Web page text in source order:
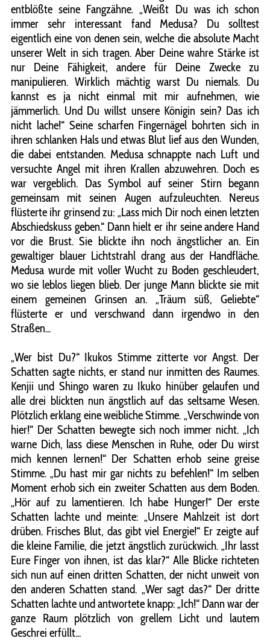
entblößte seine Fangzähne. „Weißt Du was ich schon
immer sehr interessant fand Medusa? Du solltest
eigentlich eine von denen sein, welche die absolute Macht
unserer Welt in sich tragen. Aber Deine wahre Stärke ist
nur Deine Fähigkeit, andere für Deine Zwecke zu
manipulieren. Wirklich mächtig warst Du niemals. Du
kannst es ja nicht einmal mit mir aufnehmen, wie
jämmerlich. Und Du willst unsere Königin sein? Das ich
nicht lache!“ Seine scharfen Fingernägel bohrten sich in
ihren schlanken Hals und etwas Blut lief aus den Wunden,
die dabei entstanden. Medusa schnappte nach Luft und
versuchte Angel mit ihren Krallen abzuwehren. Doch es
war vergeblich. Das Symbol auf seiner Stirn begann
gemeinsam mit seinen Augen aufzuleuchten. Nereus
flüsterte ihr grinsend zu: „Lass mich Dir noch einen letzten
Abschiedskuss geben.“ Dann hielt er ihr seine andere Hand
vor die Brust. Sie blickte ihn noch ängstlicher an. Ein
gewaltiger blauer Lichtstrahl drang aus der Handfläche.
Medusa wurde mit voller Wucht zu Boden geschleudert,
wo sie leblos liegen blieb. Der junge Mann blickte sie mit
einem gemeinen Grinsen an. „Träum süß, Geliebte“
flüsterte er und verschwand dann irgendwo in den
Straßen...
„Wer bist Du?“ Ikukos Stimme zitterte vor Angst. Der
Schatten sagte nichts, er stand nur inmitten des Raumes.
Kenjii und Shingo waren zu Ikuko hinüber gelaufen und
alle drei blickten nun ängstlich auf das seltsame Wesen.
Plötzlich erklang eine weibliche Stimme. „Verschwinde von
hier!“ Der Schatten bewegte sich noch immer nicht. „Ich
warne Dich, lass diese Menschen in Ruhe, oder Du wirst
mich kennen lernen!“ Der Schatten erhob seine greise
Stimme. „Du hast mir gar nichts zu befehlen!“ Im selben
Moment erhob sich ein zweiter Schatten aus dem Boden.
„Hör auf zu lamentieren. Ich habe Hunger!“ Der erste
Schatten lachte und meinte: „Unsere Mahlzeit ist dort
drüben. Frisches Blut, das gibt viel Energie!“ Er zeigte auf
die kleine Familie, die jetzt ängstlich zurückwich. „Ihr lasst
Eure Finger von ihnen, ist das klar?“ Alle Blicke richteten
sich nun auf einen dritten Schatten, der nicht unweit von
den anderen Schatten stand. „Wer sagt das?“ Der dritte
Schatten lachte und antwortete knapp: „Ich!“ Dann war der
ganze Raum plötzlich von grellem Licht und lautem
Geschrei erfüllt...